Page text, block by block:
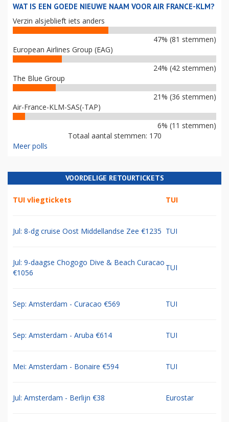
WAT IS EEN GOEDE NIEUWE NAAM VOOR AIR FRANCE-KLM?
Verzin alsjeblieft iets anders
47% (81 stemmen)
European Airlines Group (EAG)
24% (42 stemmen)
The Blue Group
21% (36 stemmen)
Air-France-KLM-SAS(-TAP)
6% (11 stemmen)
Totaal aantal stemmen: 170
Meer polls
VOORDELIGE RETOURTICKETS
TUI vliegtickets TUI
Jul: 8-dg cruise Oost Middellandse Zee €1235 TUI
Jul: 9-daagse Chogogo Dive & Beach Curacao
€1056
TUI
Sep: Amsterdam - Curacao €569 TUI
Sep: Amsterdam - Aruba €614 TUI
Mei: Amsterdam - Bonaire €594 TUI
Jul: Amsterdam - Berlijn €38 Eurostar